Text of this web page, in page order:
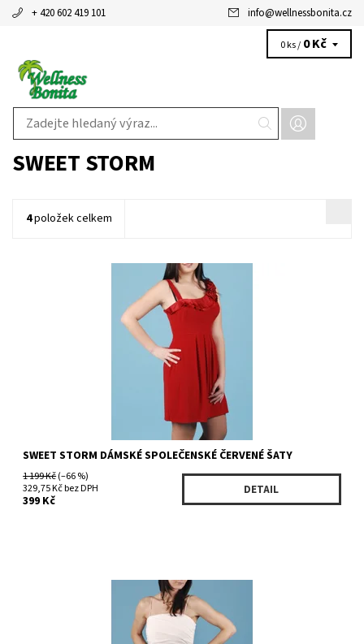
+ 420 602 419 101 info@wellnessbonita.cz
0 ks / 0 Kč
SWEET STORM
4položek celkem
Skladem 1 ks
25009RD
SWEET STORM
SWEET STORM DÁMSKÉ SPOLEČENSKÉ ČERVENÉ ŠATY
1 199 Kč(–66 %)
329,75 Kč bez DPH
399 Kč
DETAIL
Skladem 1 ks
26893WH
SWEET STORM